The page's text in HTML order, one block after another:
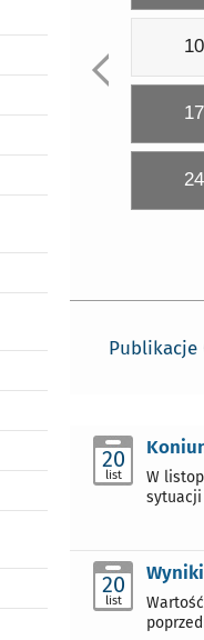
10
17
24
Publikacje
20
list
W
sytuacji
20
list